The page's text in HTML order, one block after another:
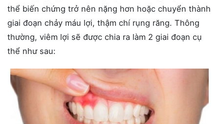
thể biến chứng trở nên nặng hơn hoặc chuyển thành
giai đoạn chảy máu lợi, thậm chí rụng răng. Thông
thường, viêm lợi sẽ được chia ra làm 2 giai đoạn cụ
thể như sau: